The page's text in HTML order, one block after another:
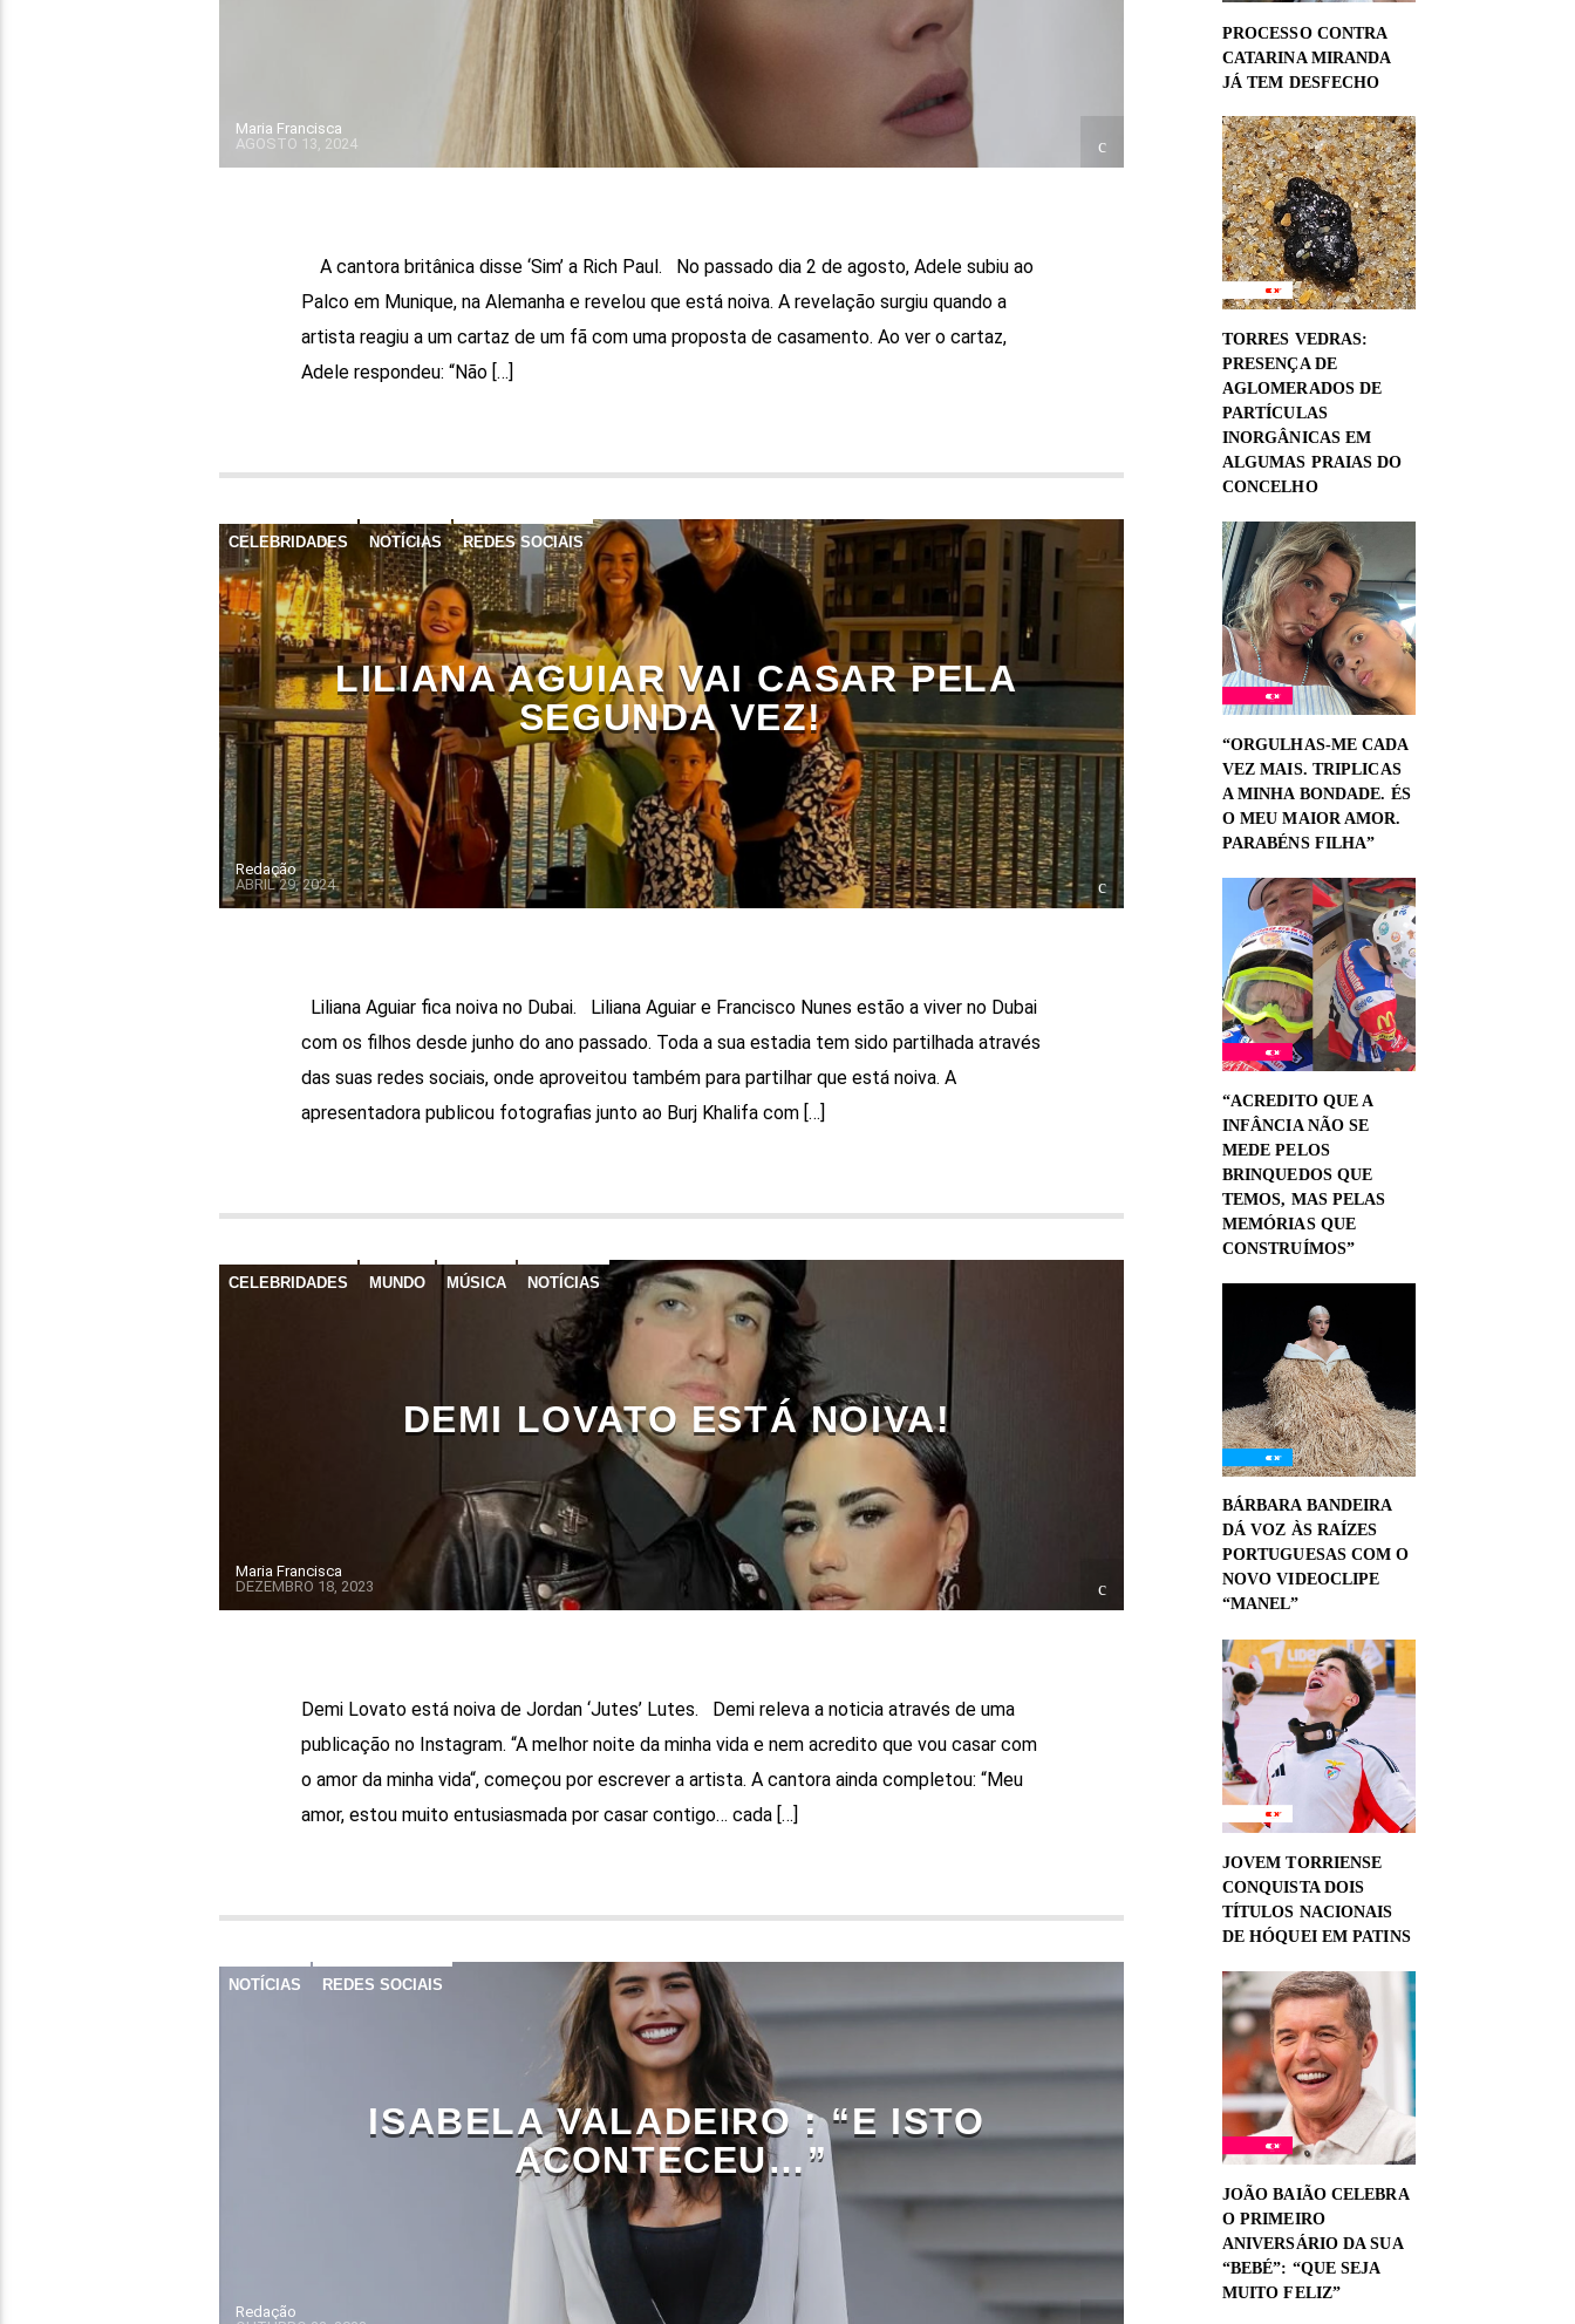
Maria Francisca
AGOSTO 13, 2024
A cantora britânica disse ‘Sim’ a Rich Paul. No passado dia 2 de agosto, Adele subiu ao
Palco em Munique, na Alemanha e revelou que está noiva. A revelação surgiu quando a
artista reagiu a um cartaz de um fã com uma proposta de casamento. Ao ver o cartaz,
Adele respondeu: “Não […]
CELEBRIDADES NOTÍCIAS REDES SOCIAIS
LILIANA AGUIAR VAI CASAR PELA
SEGUNDA VEZ!
Redação
ABRIL 29, 2024
Liliana Aguiar fica noiva no Dubai. Liliana Aguiar e Francisco Nunes estão a viver no Dubai
com os filhos desde junho do ano passado. Toda a sua estadia tem sido partilhada através
das suas redes sociais, onde aproveitou também para partilhar que está noiva. A
apresentadora publicou fotografias junto ao Burj Khalifa com […]
CELEBRIDADES MUNDO MÚSICA NOTÍCIAS
DEMI LOVATO ESTÁ NOIVA!
Maria Francisca
DEZEMBRO 18, 2023
Demi Lovato está noiva de Jordan ‘Jutes’ Lutes. Demi releva a noticia através de uma
publicação no Instagram. “A melhor noite da minha vida e nem acredito que vou casar com
o amor da minha vida“, começou por escrever a artista. A cantora ainda completou: “Meu
amor, estou muito entusiasmada por casar contigo… cada […]
NOTÍCIAS REDES SOCIAIS
ISABELA VALADEIRO : “E ISTO
ACONTECEU…”
Redação
PROCESSO CONTRA
CATARINA MIRANDA
JÁ TEM DESFECHO
TORRES VEDRAS:
PRESENÇA DE
AGLOMERADOS DE
PARTÍCULAS
INORGÂNICAS EM
ALGUMAS PRAIAS DO
CONCELHO
“ORGULHAS-ME CADA
VEZ MAIS. TRIPLICAS
A MINHA BONDADE. ÉS
O MEU MAIOR AMOR.
PARABÉNS FILHA”
“ACREDITO QUE A
INFÂNCIA NÃO SE
MEDE PELOS
BRINQUEDOS QUE
TEMOS, MAS PELAS
MEMÓRIAS QUE
CONSTRUÍMOS”
BÁRBARA BANDEIRA
DÁ VOZ ÀS RAÍZES
PORTUGUESAS COM O
NOVO VIDEOCLIPE
“MANEL”
JOVEM TORRIENSE
CONQUISTA DOIS
TÍTULOS NACIONAIS
DE HÓQUEI EM PATINS
JOÃO BAIÃO CELEBRA
O PRIMEIRO
ANIVERSÁRIO DA SUA
“BEBÉ”: “QUE SEJA
MUITO FELIZ”